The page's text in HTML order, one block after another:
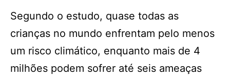
Segundo o estudo, quase todas as
crianças no mundo enfrentam pelo menos
um risco climático, enquanto mais de 4
milhões podem sofrer até seis ameaças